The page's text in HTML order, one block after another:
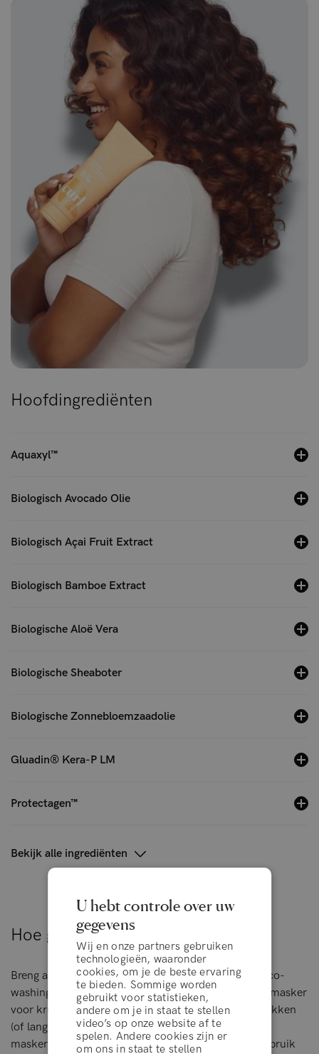
Hoofdingrediënten
Aquaxyl™
Biologisch Avocado Olie
Biologisch Açai Fruit Extract
Biologisch Bamboe Extract
Biologische Aloë Vera
Biologische Sheaboter
Biologische Zonnebloemzaadolie
Gluadin® Kera-P LM
Protectagen™
Bekijk alle ingrediënten
Hoe gebruik je het product
Breng aan op vochtig, pas gewassen haar (kies voor co-
washing of low-poo shampoo). Verdeel het proteïne masker
voor krullen over het haar en laat 5-10 minuten intrekken
(of langer voor zeer beschadigd haar) om het krullen
masker zijn werk te laten doen. Spoel goed uit en gebruik
U hebt controle over uw
gegevens
Wij en onze partners gebruiken
technologieën, waaronder
cookies, om je de beste ervaring
te bieden. Sommige worden
gebruikt voor statistieken,
andere om je in staat te stellen
video’s op onze website af te
spelen. Andere cookies zijn er
om ons in staat te stellen